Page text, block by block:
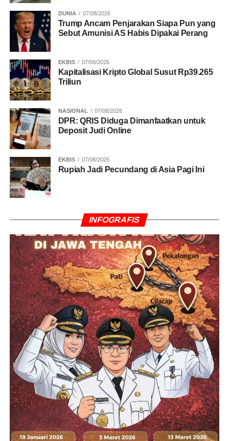
DUNIA 07/08/2026
Trump Ancam Penjarakan Siapa Pun yang
Sebut Amunisi AS Habis Dipakai Perang
EKBIS 07/08/2026
Kapitalisasi Kripto Global Susut Rp39.265
Triliun
NASIONAL 07/08/2026
DPR: QRIS Diduga Dimanfaatkan untuk
Deposit Judi Online
EKBIS 07/08/2026
Rupiah Jadi Pecundang di Asia Pagi Ini
INFOGRAFIS